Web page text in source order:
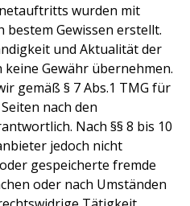
wurden mit
Gewissen erstellt.
und Aktualität der
Gewähr übernehmen.
gemäß § 7 Abs.1 TMG für
nach den
Nach §§ 8 bis 10
jedoch nicht
gespeicherte fremde
oder nach Umständen